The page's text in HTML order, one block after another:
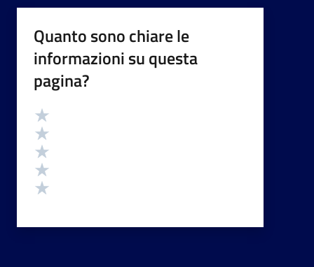
Quanto sono chiare le
informazioni su questa
pagina?
Valutazione